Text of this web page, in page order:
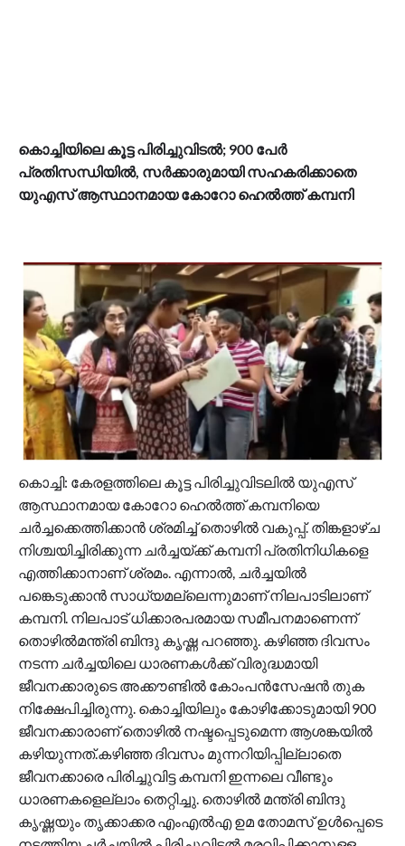
കൊച്ചിയിലെ കൂട്ട പിരിച്ചുവിടൽ; 900 പേർ
പ്രതിസന്ധിയിൽ, സർക്കാരുമായി സഹകരിക്കാതെ
യുഎസ് ആസ്ഥാനമായ കോറോ ഹെൽത്ത് കമ്പനി
കൊച്ചി: കേരളത്തിലെ കൂട്ട പിരിച്ചുവിടലിൽ യുഎസ്
ആസ്ഥാനമായ കോറോ ഹെൽത്ത് കമ്പനിയെ
ചർച്ചക്കെത്തിക്കാൻ ശ്രമിച്ച് തൊഴിൽ വകുപ്പ്. തിങ്കളാഴ്ച
നിശ്ചയിച്ചിരിക്കുന്ന ചർച്ചയ്ക്ക് കമ്പനി പ്രതിനിധികളെ
എത്തിക്കാനാണ് ശ്രമം. എന്നാല്‍, ചർച്ചയില്‍
പങ്കെടുക്കാൻ സാധ്യമല്ലെന്നുമാണ് നിലപാടിലാണ്
കമ്പനി. നിലപാട് ധിക്കാരപരമായ സമീപനമാണെന്ന്
തൊഴിൽമന്ത്രി ബിന്ദു കൃഷ്ണ പറഞ്ഞു. കഴിഞ്ഞ ദിവസം
നടന്ന ചർച്ചയിലെ ധാരണകൾക്ക് വിരുദ്ധമായി
ജീവനക്കാരുടെ അക്കൗണ്ടിൽ കോംപൻസേഷൻ തുക
നിക്ഷേപിച്ചിരുന്നു. കൊച്ചിയിലും കോഴിക്കോടുമായി 900
ജീവനക്കാരാണ് തൊഴിൽ നഷ്ടപ്പെടുമെന്ന ആശങ്കയിൽ
കഴിയുന്നത്.കഴിഞ്ഞ ദിവസം മുന്നറിയിപ്പില്ലാതെ
ജീവനക്കാരെ പിരിച്ചുവിട്ട കമ്പനി ഇന്നലെ വീണ്ടും
ധാരണകളെല്ലാം തെറ്റിച്ചു. തൊഴിൽ മന്ത്രി ബിന്ദു
കൃഷ്ണയും തൃക്കാക്കര എംഎൽഎ ഉമ തോമസ് ഉൾപ്പെടെ